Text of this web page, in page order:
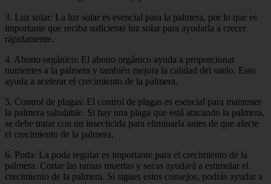
3. Luz solar: La luz solar es esencial para la palmera, por lo que es
importante que reciba suficiente luz solar para ayudarla a crecer
rápidamente.
4. Abono orgánico: El abono orgánico ayuda a proporcionar
nutrientes a la palmera y también mejora la calidad del suelo. Esto
ayuda a acelerar el crecimiento de la palmera.
5. Control de plagas: El control de plagas es esencial para mantener
la palmera saludable. Si hay una plaga que está atacando la palmera,
se debe tratar con un insecticida para eliminarla antes de que afecte
el crecimiento de la palmera.
6. Poda: La poda regular es importante para el crecimiento de la
palmera. Cortar las ramas muertas y secas ayudará a estimular el
crecimiento de la palmera. Si sigues estos consejos, podrás ayudar a